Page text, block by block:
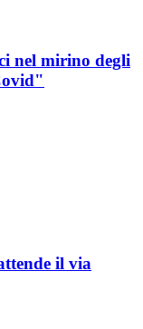
nel mirino degli
il via